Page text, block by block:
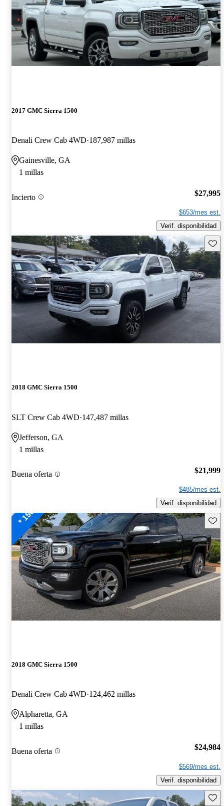
2017 GMC Sierra 1500
Denali Crew Cab 4WD 187,987 millas
Gainesville, GA
1 millas
Incierto $27,995
$653/mes est.
Verif. disponibilidad
2018 GMC Sierra 1500
SLT Crew Cab 4WD 147,487 millas
Jefferson, GA
1 millas
Buena oferta $21,999
$485/mes est.
Verif. disponibilidad
2018 GMC Sierra 1500
Denali Crew Cab 4WD 124,462 millas
Alpharetta, GA
1 millas
Buena oferta $24,984
$569/mes est.
Verif. disponibilidad